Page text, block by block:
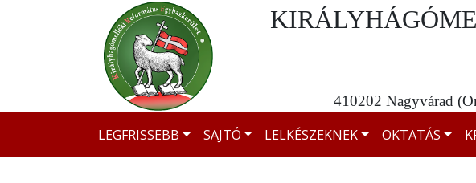
410202 Nagyvárad
LEGFRISSEBB SAJTÓ LELKÉSZEKNEK OKTATÁS